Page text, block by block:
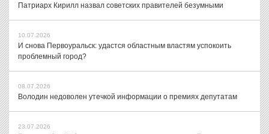
Патриарх Кирилл назвал советских правителей безумными
10.07.2026
И снова Первоуральск: удастся областным властям успокоить
проблемный город?
08.07.2026
Володин недоволен утечкой информации о премиях депутатам
23.07.2026